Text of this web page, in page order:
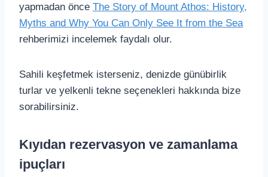
yapmadan önce The Story of Mount Athos: History,
Myths and Why You Can Only See It from the Sea
rehberimizi incelemek faydalı olur.
Sahili keşfetmek isterseniz, denizde günübirlik
turlar ve yelkenli tekne seçenekleri hakkında bize
sorabilirsiniz.
Kıyıdan rezervasyon ve zamanlama
ipuçları